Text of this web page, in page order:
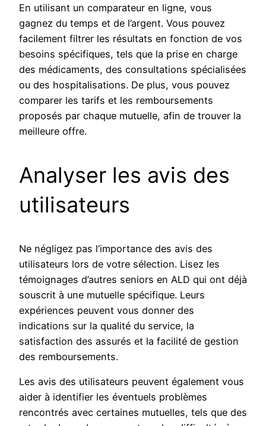
En utilisant un comparateur en ligne, vous
gagnez du temps et de l’argent. Vous pouvez
facilement filtrer les résultats en fonction de vos
besoins spécifiques, tels que la prise en charge
des médicaments, des consultations spécialisées
ou des hospitalisations. De plus, vous pouvez
comparer les tarifs et les remboursements
proposés par chaque mutuelle, afin de trouver la
meilleure offre.
Analyser les avis des
utilisateurs
Ne négligez pas l’importance des avis des
utilisateurs lors de votre sélection. Lisez les
témoignages d’autres seniors en ALD qui ont déjà
souscrit à une mutuelle spécifique. Leurs
expériences peuvent vous donner des
indications sur la qualité du service, la
satisfaction des assurés et la facilité de gestion
des remboursements.
Les avis des utilisateurs peuvent également vous
aider à identifier les éventuels problèmes
rencontrés avec certaines mutuelles, tels que des